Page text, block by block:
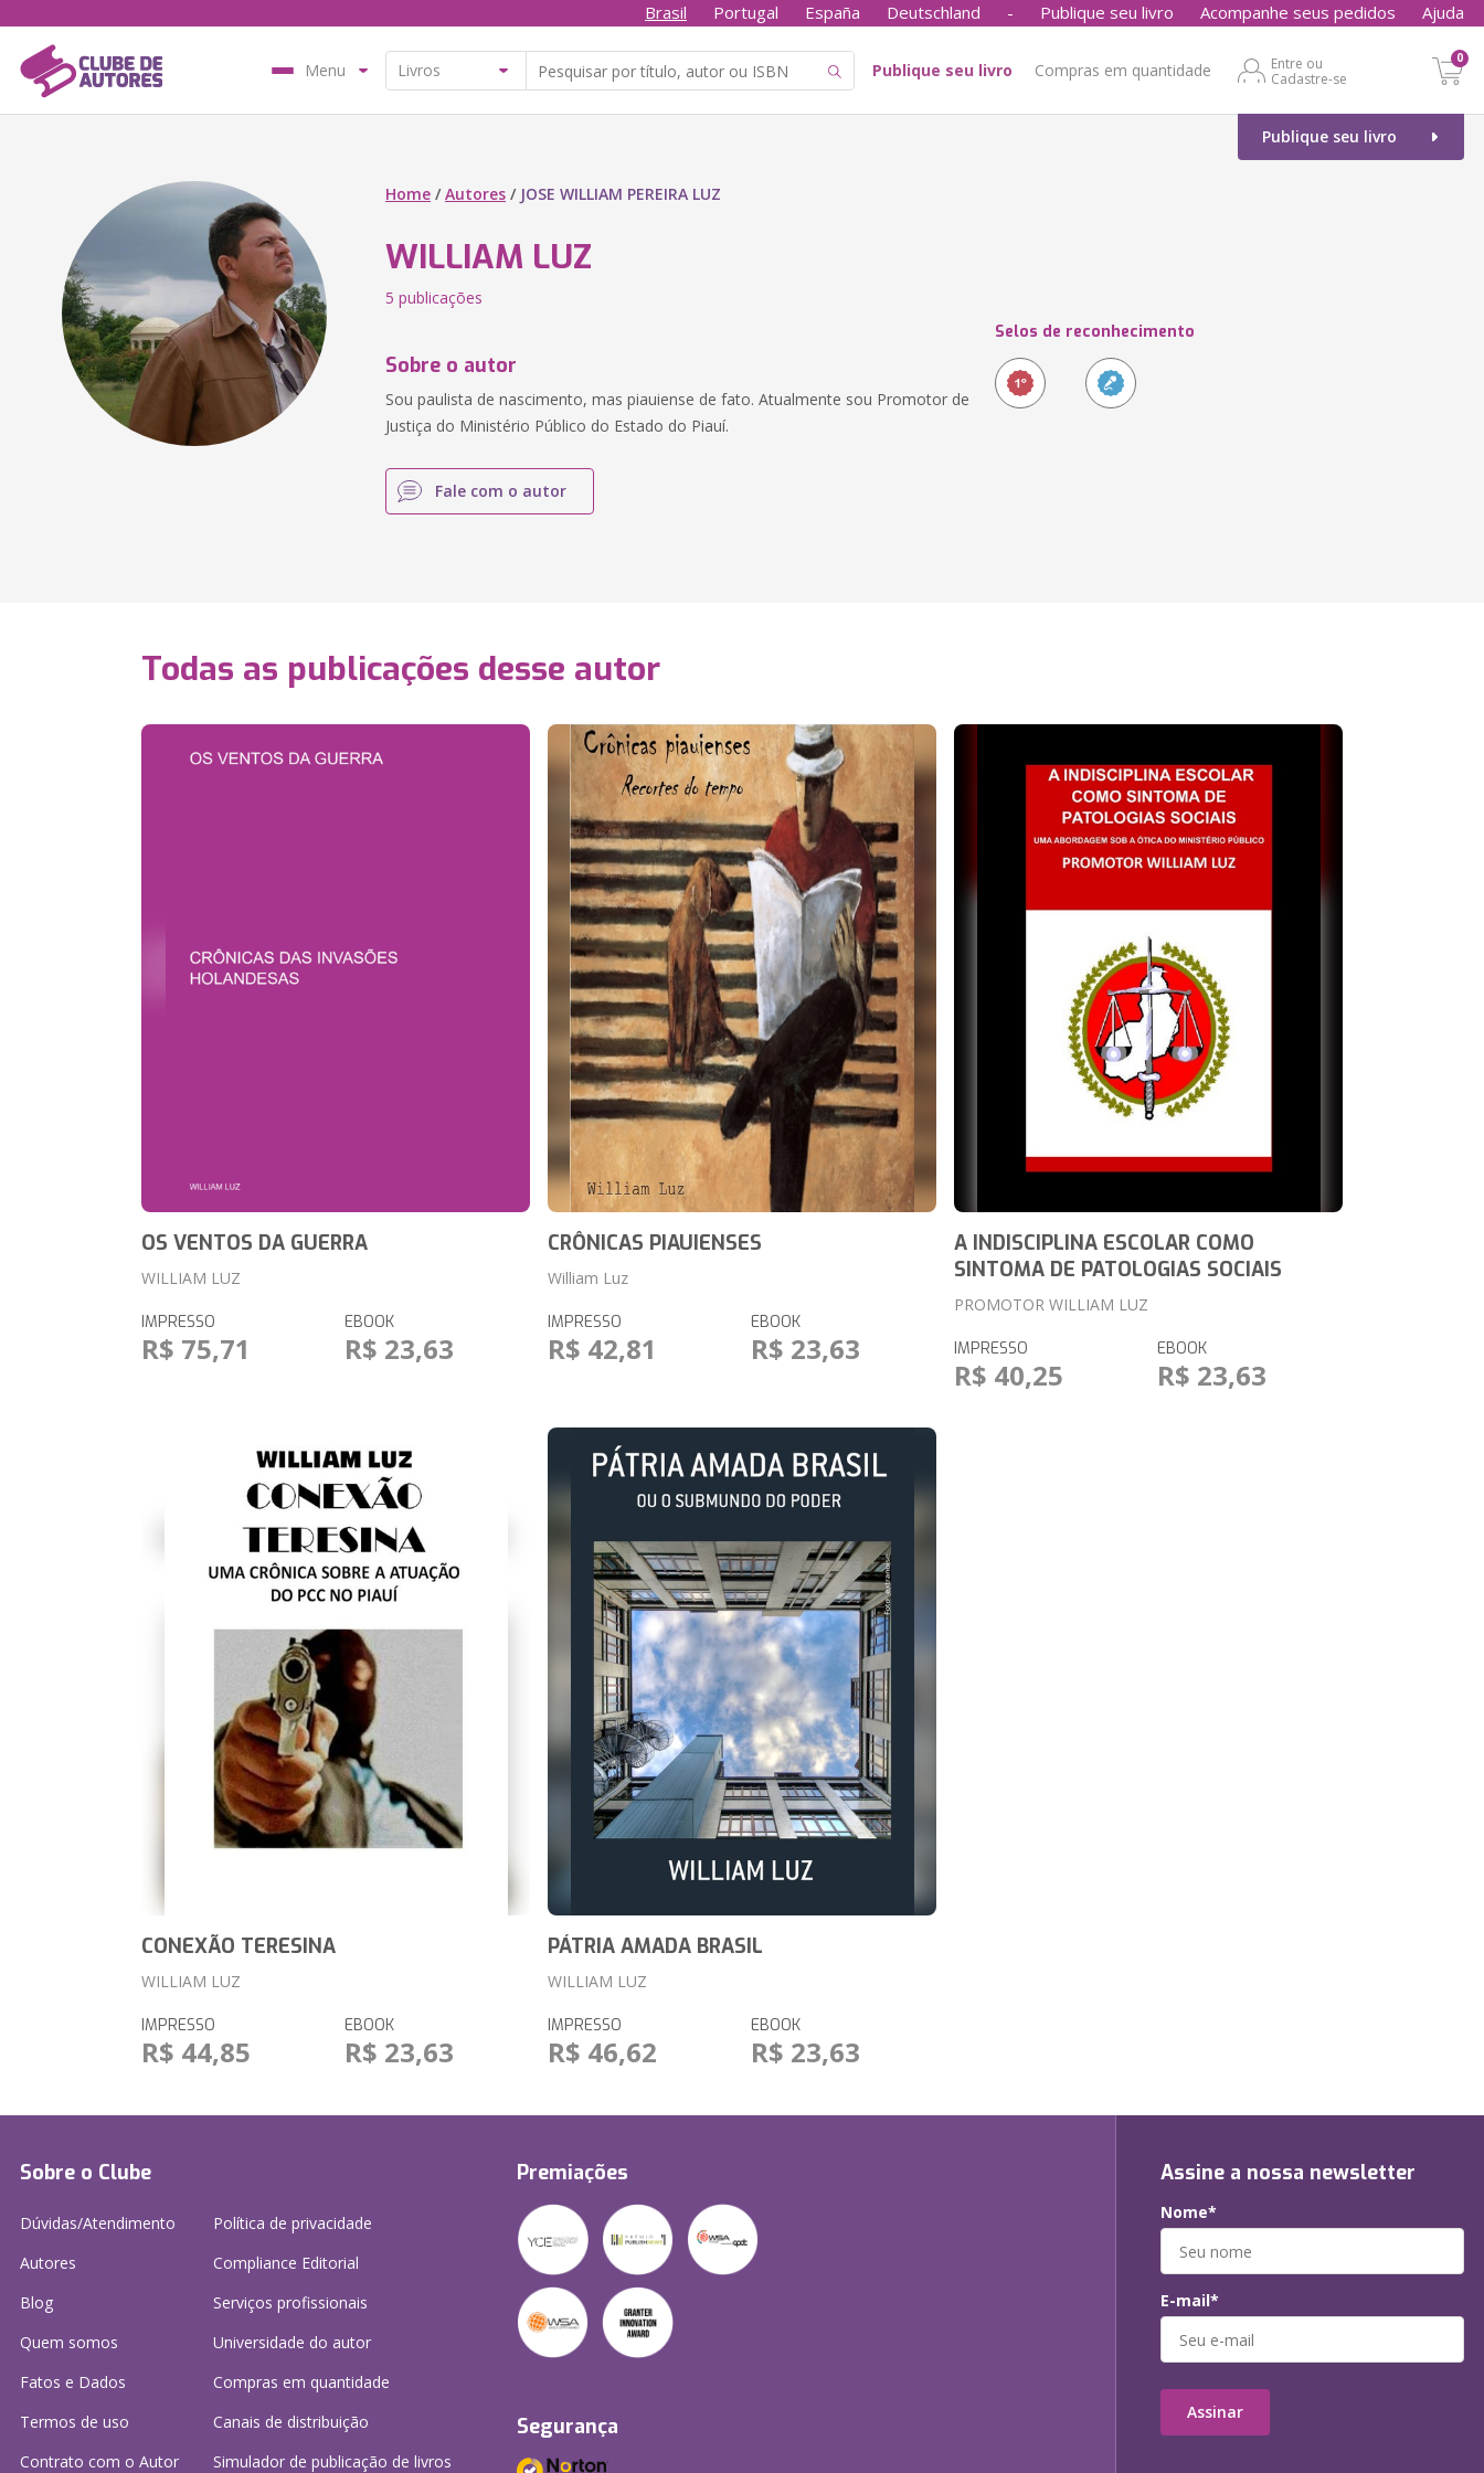
Brasil Portugal España Deutschland - Publique seu livro Acompanhe seus pedidos Ajuda
Menu Publique seu livro Compras em quantidade
Entre ou
Cadastre-se
0
Publique seu livro
Home /Autores / JOSE WILLIAM PEREIRA LUZ
WILLIAM LUZ
5 publicações
Sobre o autor
Sou paulista de nascimento, mas piauiense de fato. Atualmente sou Promotor de
Justiça do Ministério Público do Estado do Piauí.
Fale com o autor
Selos de reconhecimento
Todas as publicações desse autor
OS VENTOS DA GUERRA
WILLIAM LUZ
IMPRESSO
R$ 75,71
EBOOK
R$ 23,63
CRÔNICAS PIAUIENSES
William Luz
IMPRESSO
R$ 42,81
EBOOK
R$ 23,63
A INDISCIPLINA ESCOLAR COMO
SINTOMA DE PATOLOGIAS SOCIAIS
PROMOTOR WILLIAM LUZ
IMPRESSO
R$ 40,25
EBOOK
R$ 23,63
CONEXÃO TERESINA
WILLIAM LUZ
IMPRESSO
R$ 44,85
EBOOK
R$ 23,63
PÁTRIA AMADA BRASIL
WILLIAM LUZ
IMPRESSO
R$ 46,62
EBOOK
R$ 23,63
Sobre o Clube
Dúvidas/Atendimento
Autores
Blog
Quem somos
Fatos e Dados
Termos de uso
Contrato com o Autor
Política de privacidade
Compliance Editorial
Serviços profissionais
Universidade do autor
Compras em quantidade
Canais de distribuição
Simulador de publicação de livros
Premiações
Segurança
Assine a nossa newsletter
Nome*
E-mail*
Assinar